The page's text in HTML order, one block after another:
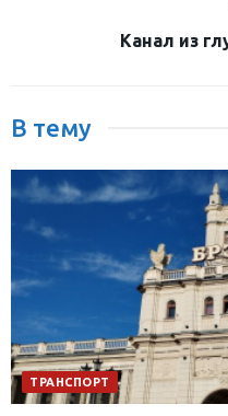
Канал из
В тему
ТРАНСПОРТ